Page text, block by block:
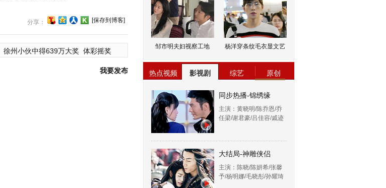
分享： [保存到博客]
徐州小伙中得639万大奖 体彩摇奖
我要发布
邹市明夫妇视察工地 杨洋穿条纹毛衣显文艺
热点视频 影视剧 综艺 原创
同步热播-锦绣缘
主演：黄晓明/陈乔恩/乔
任梁/谢君豪/吕佳容/戚迹
大结局-神雕侠侣
主演：陈晓/陈妍希/张馨
予/杨明娜/毛晓彤/孙耀琦